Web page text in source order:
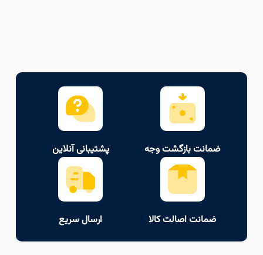
ضمانت بازگشت وجه پشتیبانی آنلاین
ضمانت اصالت کالا ارسال سریع